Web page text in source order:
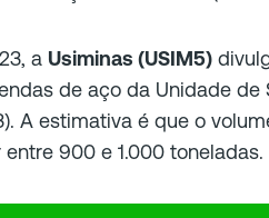
a Usiminas (USIM5)
de aço da Unidade de
A estimativa é que o
900 e 1.000 toneladas.